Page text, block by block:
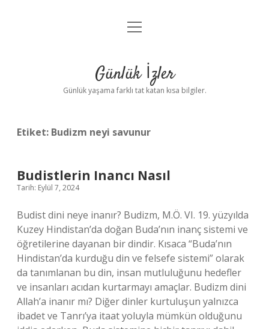
Anasayfa
Yasal Uyarı
menüyü
Günlük İzler
Günlük yaşama farklı tat katan kısa bilgiler.
Etiket: Budizm neyi savunur
Budistlerin Inancı Nasıl
Tarih: Eylül 7, 2024
Budist dini neye inanır? Budizm, M.Ö. VI. 19. yüzyılda
Kuzey Hindistan’da doğan Buda’nın inanç sistemi ve
öğretilerine dayanan bir dindir. Kısaca “Buda’nın
Hindistan’da kurduğu din ve felsefe sistemi” olarak
da tanımlanan bu din, insan mutluluğunu hedefler
ve insanları acıdan kurtarmayı amaçlar. Budizm dini
Allah’a inanır mı? Diğer dinler kurtuluşun yalnızca
ibadet ve Tanrı’ya itaat yoluyla mümkün olduğunu